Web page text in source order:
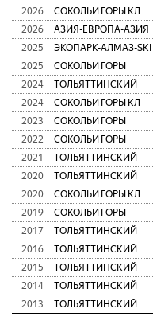
2026
СОКОЛЬИ ГОРЫ КЛ
2026
АЗИЯ-ЕВРОПА-АЗИЯ
2025
ЭКОПАРК-АЛМАЗ-SKI
2025
СОКОЛЬИ ГОРЫ
2024
ТОЛЬЯТТИНСКИЙ
2024
СОКОЛЬИ ГОРЫ КЛ
2023
СОКОЛЬИ ГОРЫ
2022
СОКОЛЬИ ГОРЫ
2021
ТОЛЬЯТТИНСКИЙ
2020
ТОЛЬЯТТИНСКИЙ
2020
СОКОЛЬИ ГОРЫ КЛ
2019
СОКОЛЬИ ГОРЫ
2017
ТОЛЬЯТТИНСКИЙ
2016
ТОЛЬЯТТИНСКИЙ
2015
ТОЛЬЯТТИНСКИЙ
2014
ТОЛЬЯТТИНСКИЙ
2013
ТОЛЬЯТТИНСКИЙ